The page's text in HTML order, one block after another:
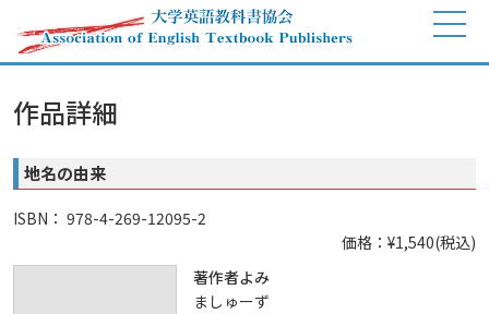
作品詳細
地名の由来
ISBN： 978-4-269-12095-2
価格：¥1,540(税込)
著作者よみ
ましゅーず